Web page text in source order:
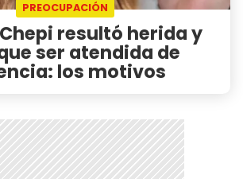
PREOCUPACIÓN
resultó herida y
ser atendida de
los motivos